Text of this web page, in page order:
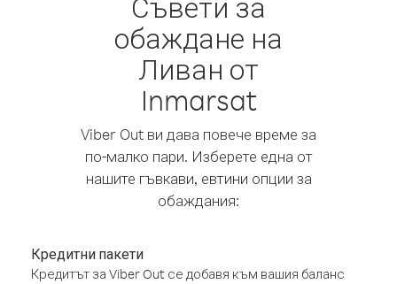
обаждане на
Ливан от
Inmarsat
Viber Out ви дава повече време за
по-малко пари. Изберете една от
нашите гъвкави, евтини опции за
обаждания:
Кредитни пакети
Кредитът за Viber Out се добавя към вашия баланс